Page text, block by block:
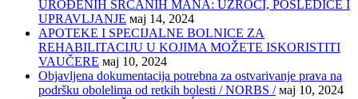
UROĐENIH SRČANIH MANA: UZROCI, POSLEDICE I
UPRAVLJANJE мај 14, 2024
APOTEKE I SPECIJALNE BOLNICE ZA
REHABILITACIJU U KOJIMA MOŽETE ISKORISTITI
VAUČERE мај 10, 2024
Objavljena dokumentacija potrebna za ostvarivanje prava na
podršku obolelima od retkih bolesti / NORBS / мај 10, 2024